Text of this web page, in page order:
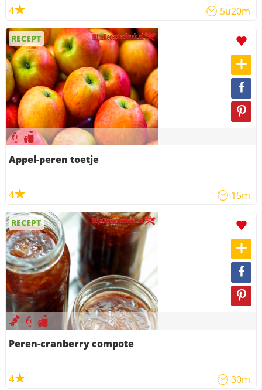
4 5u20m
RECEPT
Appel-peren toetje
4 15m
RECEPT
Peren-cranberry compote
4 30m